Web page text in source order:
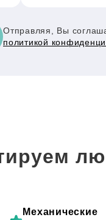
Отправляя, Вы
политикой
Механические